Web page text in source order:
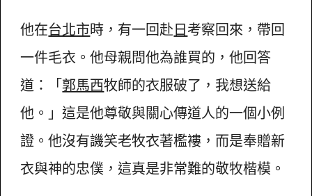
他在台北市時，有一回赴日考察回來，帶回
一件毛衣。他母親問他為誰買的，他回答
道：「郭馬西牧師的衣服破了，我想送給
他。」這是他尊敬與關心傳道人的一個小例
證。他沒有譏笑老牧衣著檻褸，而是奉贈新
衣與神的忠僕，這真是非常難的敬牧楷模。